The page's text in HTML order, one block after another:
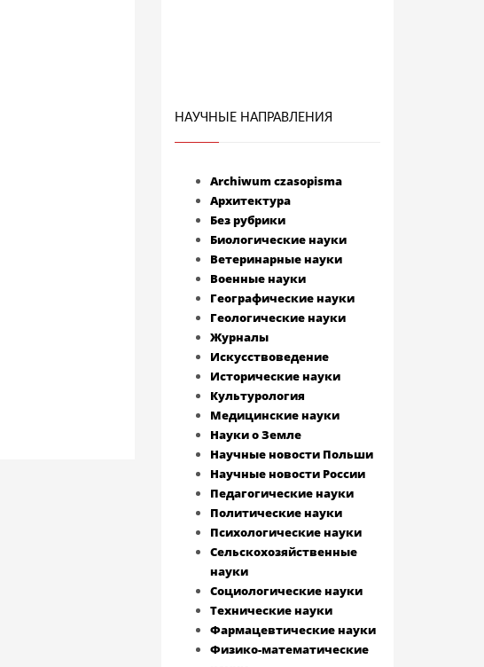
НАУЧНЫЕ НАПРАВЛЕНИЯ
Archiwum czasopisma
Архитектура
Без рубрики
Биологические науки
Ветеринарные науки
Военные науки
Географические науки
Геологические науки
Журналы
Искусствоведение
Исторические науки
Культурология
Медицинские науки
Науки о Земле
Научные новости Польши
Научные новости России
Педагогические науки
Политические науки
Психологические науки
Сельскохозяйственные
науки
Социологические науки
Технические науки
Фармацевтические науки
Физико-математические